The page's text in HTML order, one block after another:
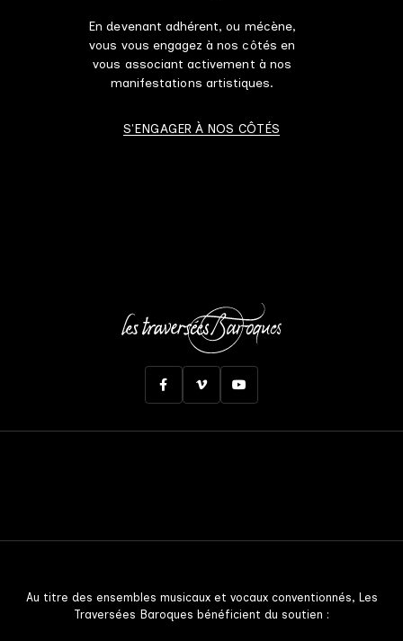
En devenant adhérent, ou mécène,
vous vous engagez à nos côtés en
vous associant activement à nos
manifestations artistiques.
S'ENGAGER À NOS CÔTÉS
Au titre des ensembles musicaux et vocaux conventionnés, Les
Traversées Baroques bénéficient du soutien :